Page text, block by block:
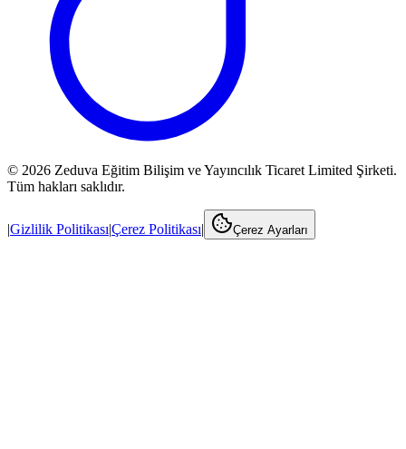
© 2026 Zeduva Eğitim Bilişim ve Yayıncılık Ticaret Limited Şirketi.
Tüm hakları saklıdır.
|Gizlilik Politikası|Çerez Politikası| Çerez Ayarları